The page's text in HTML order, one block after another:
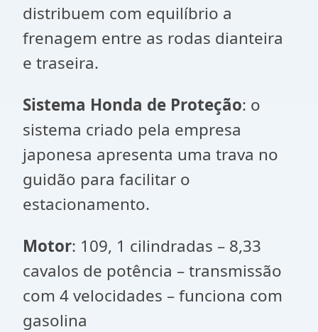
distribuem com equilíbrio a
frenagem entre as rodas dianteira
e traseira.
Sistema Honda de Proteção: o
sistema criado pela empresa
japonesa apresenta uma trava no
guidão para facilitar o
estacionamento.
Motor: 109, 1 cilindradas – 8,33
cavalos de potência – transmissão
com 4 velocidades – funciona com
gasolina